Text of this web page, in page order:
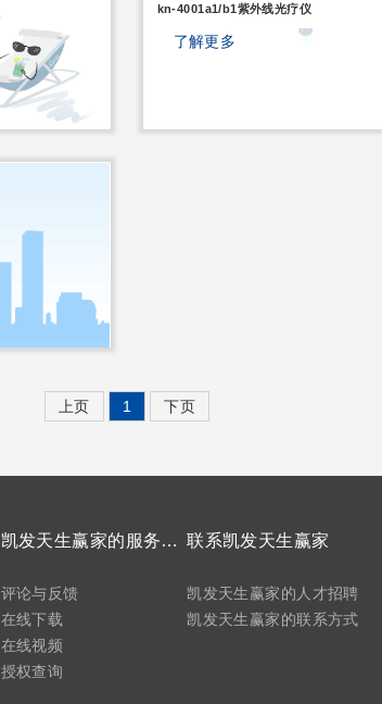
kn-4001a1/b1紫外线光疗仪
了解更多
上页 1 下页
凯发天生赢家的服务支持
评论与反馈
在线下载
在线视频
授权查询
联系凯发天生赢家
凯发天生赢家的人才招聘
凯发天生赢家的联系方式